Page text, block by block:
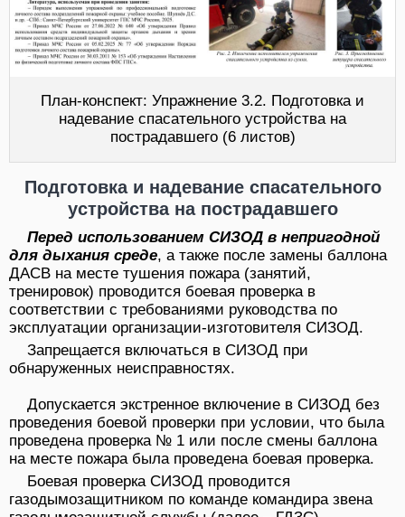
План-конспект: Упражнение 3.2. Подготовка и
надевание спасательного устройства на
пострадавшего (6 листов)
Подготовка и надевание спасательного
устройства на пострадавшего
Перед использованием СИЗОД в непригодной
для дыхания среде, а также после замены баллона
ДАСВ на месте тушения пожара (занятий,
тренировок) проводится боевая проверка в
соответствии с требованиями руководства по
эксплуатации организации-изготовителя СИЗОД.
Запрещается включаться в СИЗОД при
обнаруженных неисправностях.
Допускается экстренное включение в СИЗОД без
проведения боевой проверки при условии, что была
проведена проверка № 1 или после смены баллона
на месте пожара была проведена боевая проверка.
Боевая проверка СИЗОД проводится
газодымозащитником по команде командира звена